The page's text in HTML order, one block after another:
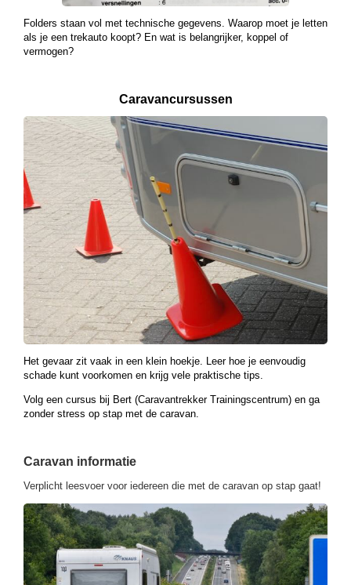
Folders staan vol met technische gegevens. Waarop moet je letten
als je een trekauto koopt? En wat is belangrijker, koppel of
vermogen?
Caravancursussen
Het gevaar zit vaak in een klein hoekje. Leer hoe je eenvoudig
schade kunt voorkomen en krijg vele praktische tips.
Volg een cursus bij Bert (Caravantrekker Trainingscentrum) en ga
zonder stress op stap met de caravan.
Caravan informatie
Verplicht leesvoer voor iedereen die met de caravan op stap gaat!